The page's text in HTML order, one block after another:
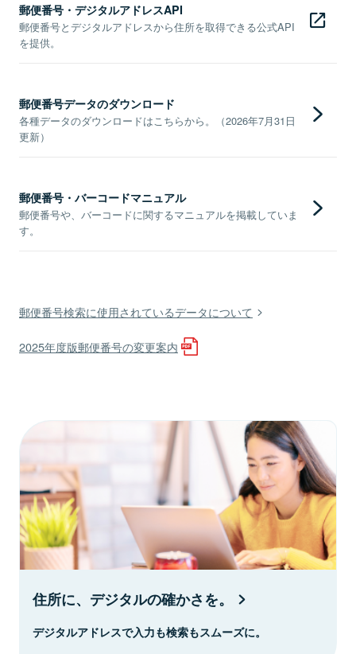
郵便番号・デジタルアドレスAPI
郵便番号とデジタルアドレスから住所を取得できる公式API
を提供。
郵便番号データのダウンロード
各種データのダウンロードはこちらから。（2026年7月31日
更新）
郵便番号・バーコードマニュアル
郵便番号や、バーコードに関するマニュアルを掲載していま
す。
郵便番号検索に使用されているデータについて
2025年度版郵便番号の変更案内
住所に、デジタルの確かさを。
デジタルアドレスで入力も検索もスムーズに。